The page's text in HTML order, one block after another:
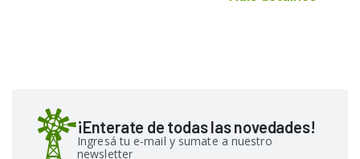
¡Enterate de todas las novedades!
Ingresá tu e-mail y sumate a nuestro
newsletter